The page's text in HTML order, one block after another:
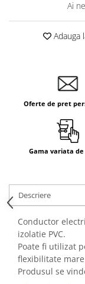
Intrerupatoare
German
Intrerupatoare
Prize Schuko - TV
Prize +
Living Now With
Prize si
Aparataj Clasic
Gama Legrand Niloe
Panasonic Arkedia
Aparataj Modular
Bticino Living NOW
Bticino AXOLUTE
Ai
Adauga
Oferte de pret
Gama variata de
Descriere
Conductor
izolatie PVC.
Poate fi utilizat
flexibilitate
Produsul se